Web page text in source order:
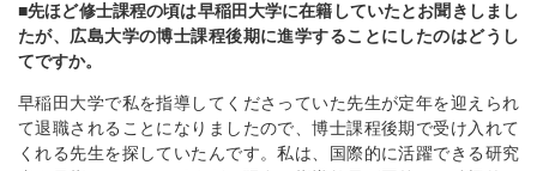
■先ほど修士課程の頃は早稲田大学に在籍していたとお聞きしまし
たが、広島大学の博士課程後期に進学することにしたのはどうし
てですか。
早稲田大学で私を指導してくださっていた先生が定年を迎えられ
て退職されることになりましたので、博士課程後期で受け入れて
くれる先生を探していたんです。私は、国際的に活躍できる研究